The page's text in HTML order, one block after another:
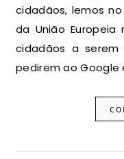
cidadãos, lemos
da União
cidadãos a serem
pedirem ao